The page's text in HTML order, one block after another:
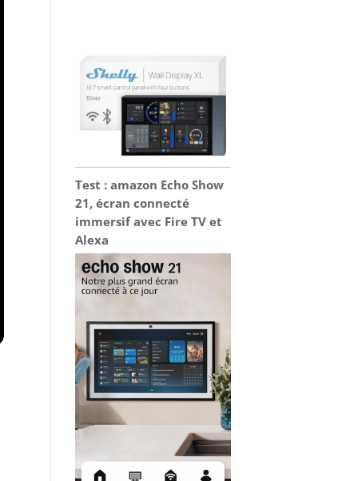
Test : amazon Echo Show
21, écran connecté
immersif avec Fire TV et
Alexa